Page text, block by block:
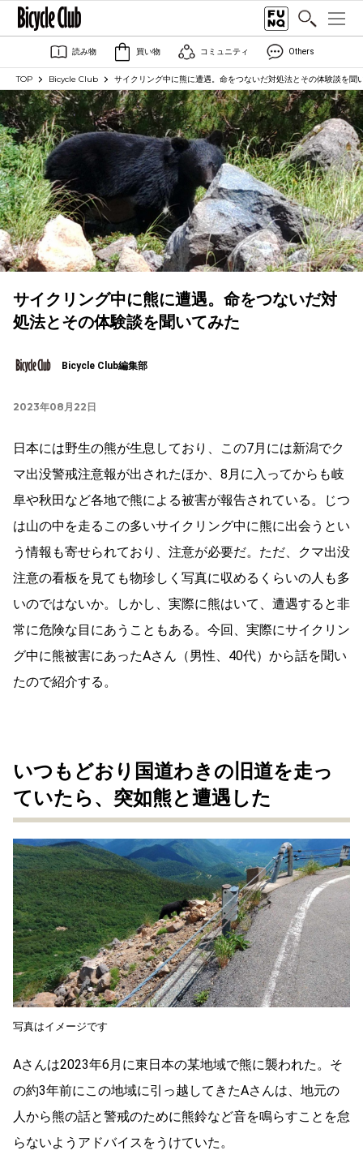
読み物 買い物 コミュニティ Others
TOP Bicycle Club サイクリング中に熊に遭遇。命をつないだ対処法とその体験談を聞
サイクリング中に熊に遭遇。命をつないだ対
処法とその体験談を聞いてみた
Bicycle Club編集部
2023年08月22日
日本には野生の熊が生息しており、この7月には新潟でク
マ出没警戒注意報が出されたほか、8月に入ってからも岐
阜や秋田など各地で熊による被害が報告されている。じつ
は山の中を走るこの多いサイクリング中に熊に出会うとい
う情報も寄せられており、注意が必要だ。ただ、クマ出没
注意の看板を見ても物珍しく写真に収めるくらいの人も多
いのではないか。しかし、実際に熊はいて、遭遇すると非
常に危険な目にあうこともある。今回、実際にサイクリン
グ中に熊被害にあったAさん（男性、40代）から話を聞い
たので紹介する。
いつもどおり国道わきの旧道を走っ
ていたら、突如熊と遭遇した
写真はイメージです
Aさんは2023年6月に東日本の某地域で熊に襲われた。そ
の約3年前にこの地域に引っ越してきたAさんは、地元の
人から熊の話と警戒のために熊鈴など音を鳴らすことを怠
らないようアドバイスをうけていた。